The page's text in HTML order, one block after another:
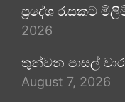
ප්‍රදේශ රැසකට
2026
තුන්වන පාසල්
August 7, 2026